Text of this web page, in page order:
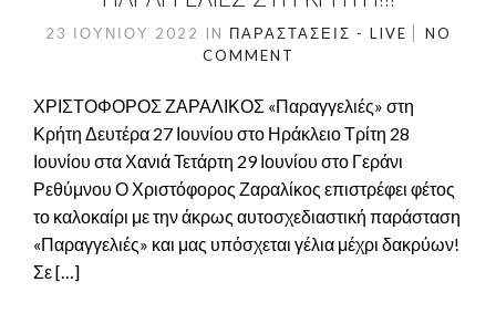
23 ΙΟΥΝΊΟΥ 2022 IN ΠΑΡΑΣΤΆΣΕΙΣ - LIVE
NO
COMMENT
ΧΡΙΣΤΟΦΟΡΟΣ ΖΑΡΑΛΙΚΟΣ «Παραγγελιές» στη
Κρήτη Δευτέρα 27 Ιουνίου στο Ηράκλειο Τρίτη 28
Ιουνίου στα Χανιά Τετάρτη 29 Ιουνίου στο Γεράνι
Ρεθύμνου Ο Χριστόφορος Ζαραλίκος επιστρέφει φέτος
το καλοκαίρι με την άκρως αυτοσχεδιαστική παράσταση
«Παραγγελιές» και μας υπόσχεται γέλια μέχρι δακρύων!
Σε […]